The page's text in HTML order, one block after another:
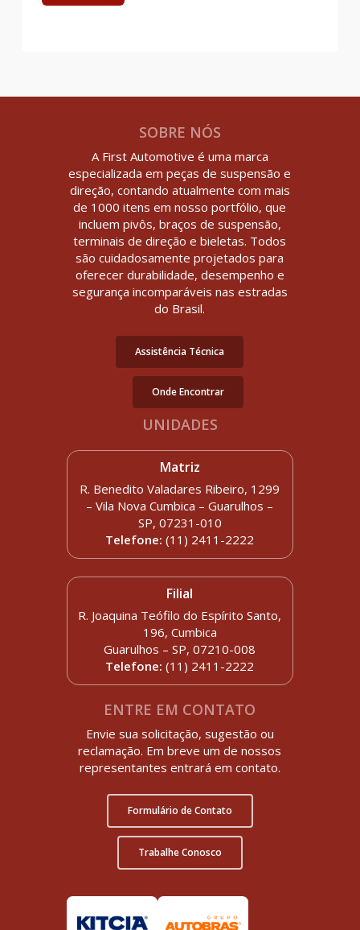
SOBRE NÓS
A First Automotive é uma marca
especializada em peças de suspensão e
direção, contando atualmente com mais
de 1000 itens em nosso portfólio, que
incluem pivôs, braços de suspensão,
terminais de direção e bieletas. Todos
são cuidadosamente projetados para
oferecer durabilidade, desempenho e
segurança incomparáveis nas estradas
do Brasil.
Assistência Técnica
Onde Encontrar
UNIDADES
Matriz
R. Benedito Valadares Ribeiro, 1299
– Vila Nova Cumbica – Guarulhos –
SP, 07231-010
Telefone:(11) 2411-2222
Filial
R. Joaquina Teófilo do Espírito Santo,
196, Cumbica
Guarulhos – SP, 07210-008
Telefone: (11) 2411-2222
ENTRE EM CONTATO
Envie sua solicitação, sugestão ou
reclamação. Em breve um de nossos
representantes entrará em contato.
Formulário de Contato
Trabalhe Conosco